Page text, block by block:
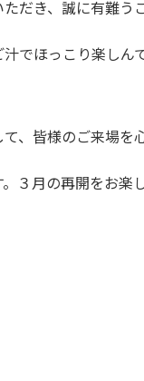
だき、誠に有難う
でほっこり楽しん
、皆様のご来場を
３月の再開をお楽